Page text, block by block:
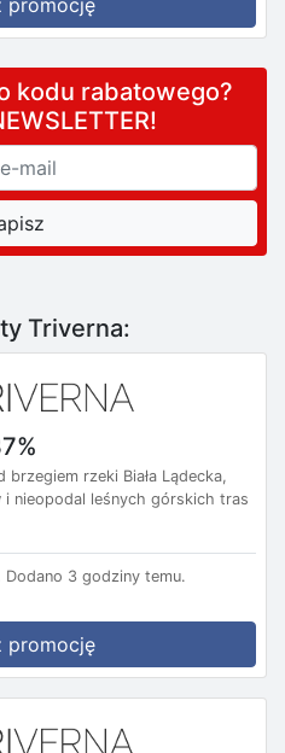
kodu rabatowego?
Triverna:
rzeki Biała Lądecka,
nieopodal leśnych górskich tras
Dodano 3 godziny temu.
promocję